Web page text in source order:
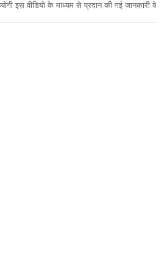
इस वीडियो के माध्यम से प्रदान की गई जानकारी के